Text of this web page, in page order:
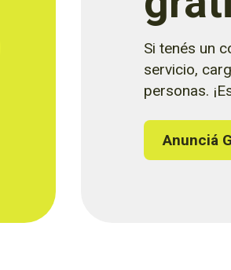
Si tenés un
servicio,
personas.
Anunciá